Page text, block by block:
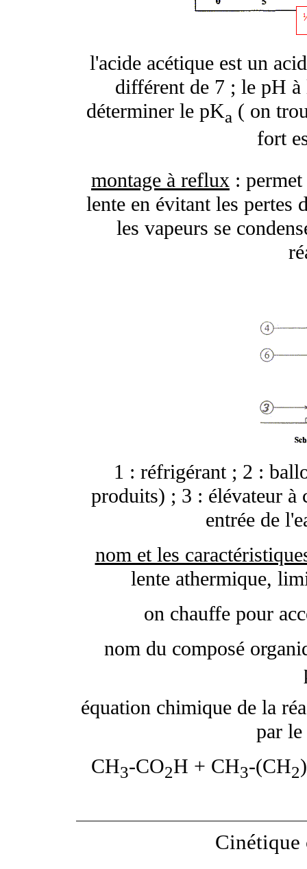
l'acide acétique est un
différent de 7 ; le pH à
déterminer le pKa ( on
fort
montage à reflux :
lente en évitant les pertes
les vapeurs se
1 : réfrigérant ; 2 :
produits) ; 3 : élévateur
entrée de
nom et les
lente athermique,
on chauffe pour
nom du composé
équation chimique de la
par
CH3-CO2H + CH3-(CH2)